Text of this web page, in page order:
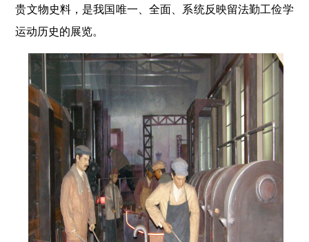
贵文物史料，是我国唯一、全面、系统反映留法勤工俭学
运动历史的展览。